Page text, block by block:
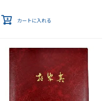
カートに入れる